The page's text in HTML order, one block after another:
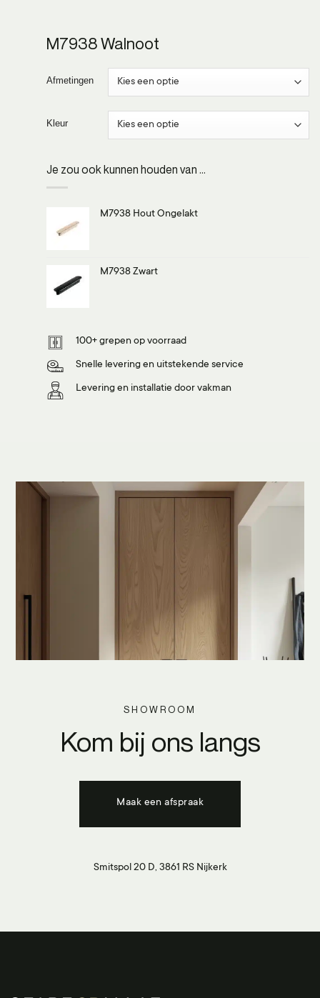
M7938 Walnoot
Afmetingen
Kleur
Je zou ook kunnen houden van …
M7938 Hout Ongelakt
M7938 Zwart
100+ grepen op voorraad
Snelle levering en uitstekende service
Levering en installatie door vakman
SHOWROOM
Kom bij ons langs
Maak een afspraak
Smitspol 20 D, 3861 RS Nijkerk